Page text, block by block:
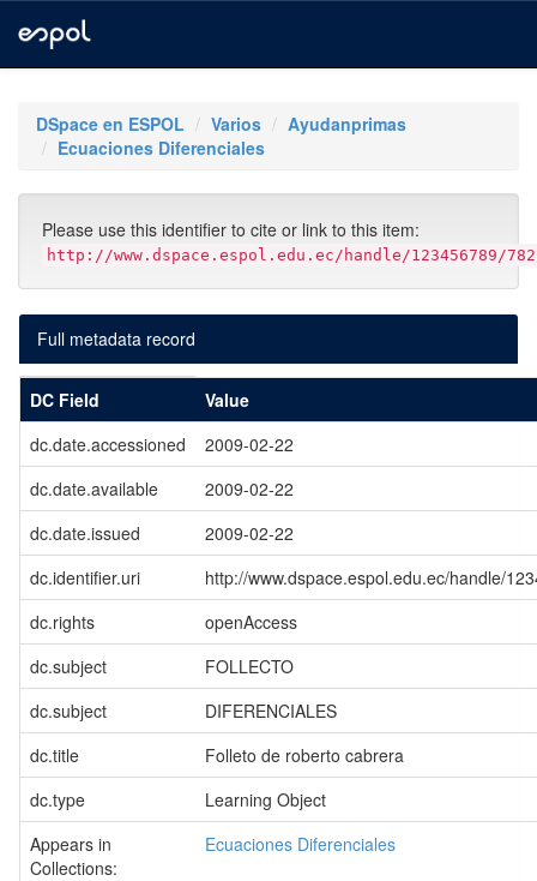
navigationDSpace en ESPOL Varios
Ayudanprimas
Ecuaciones Diferenciales
Please use this identifier to cite or link to this item:
http://www.dspace.espol.edu.ec/handle/123456789/782
Full metadata record
DC Field
Value
dc.date.accessioned
2009-02-22
dc.date.available
2009-02-22
dc.date.issued
2009-02-22
dc.identifier.uri
http://www.dspace.espol.edu.ec/handle/
dc.rights
openAccess
dc.subject
FOLLECTO
dc.subject
DIFERENCIALES
dc.title
Folleto de roberto cabrera
dc.type
Learning Object
Appears in
Collections:
Ecuaciones Diferenciales